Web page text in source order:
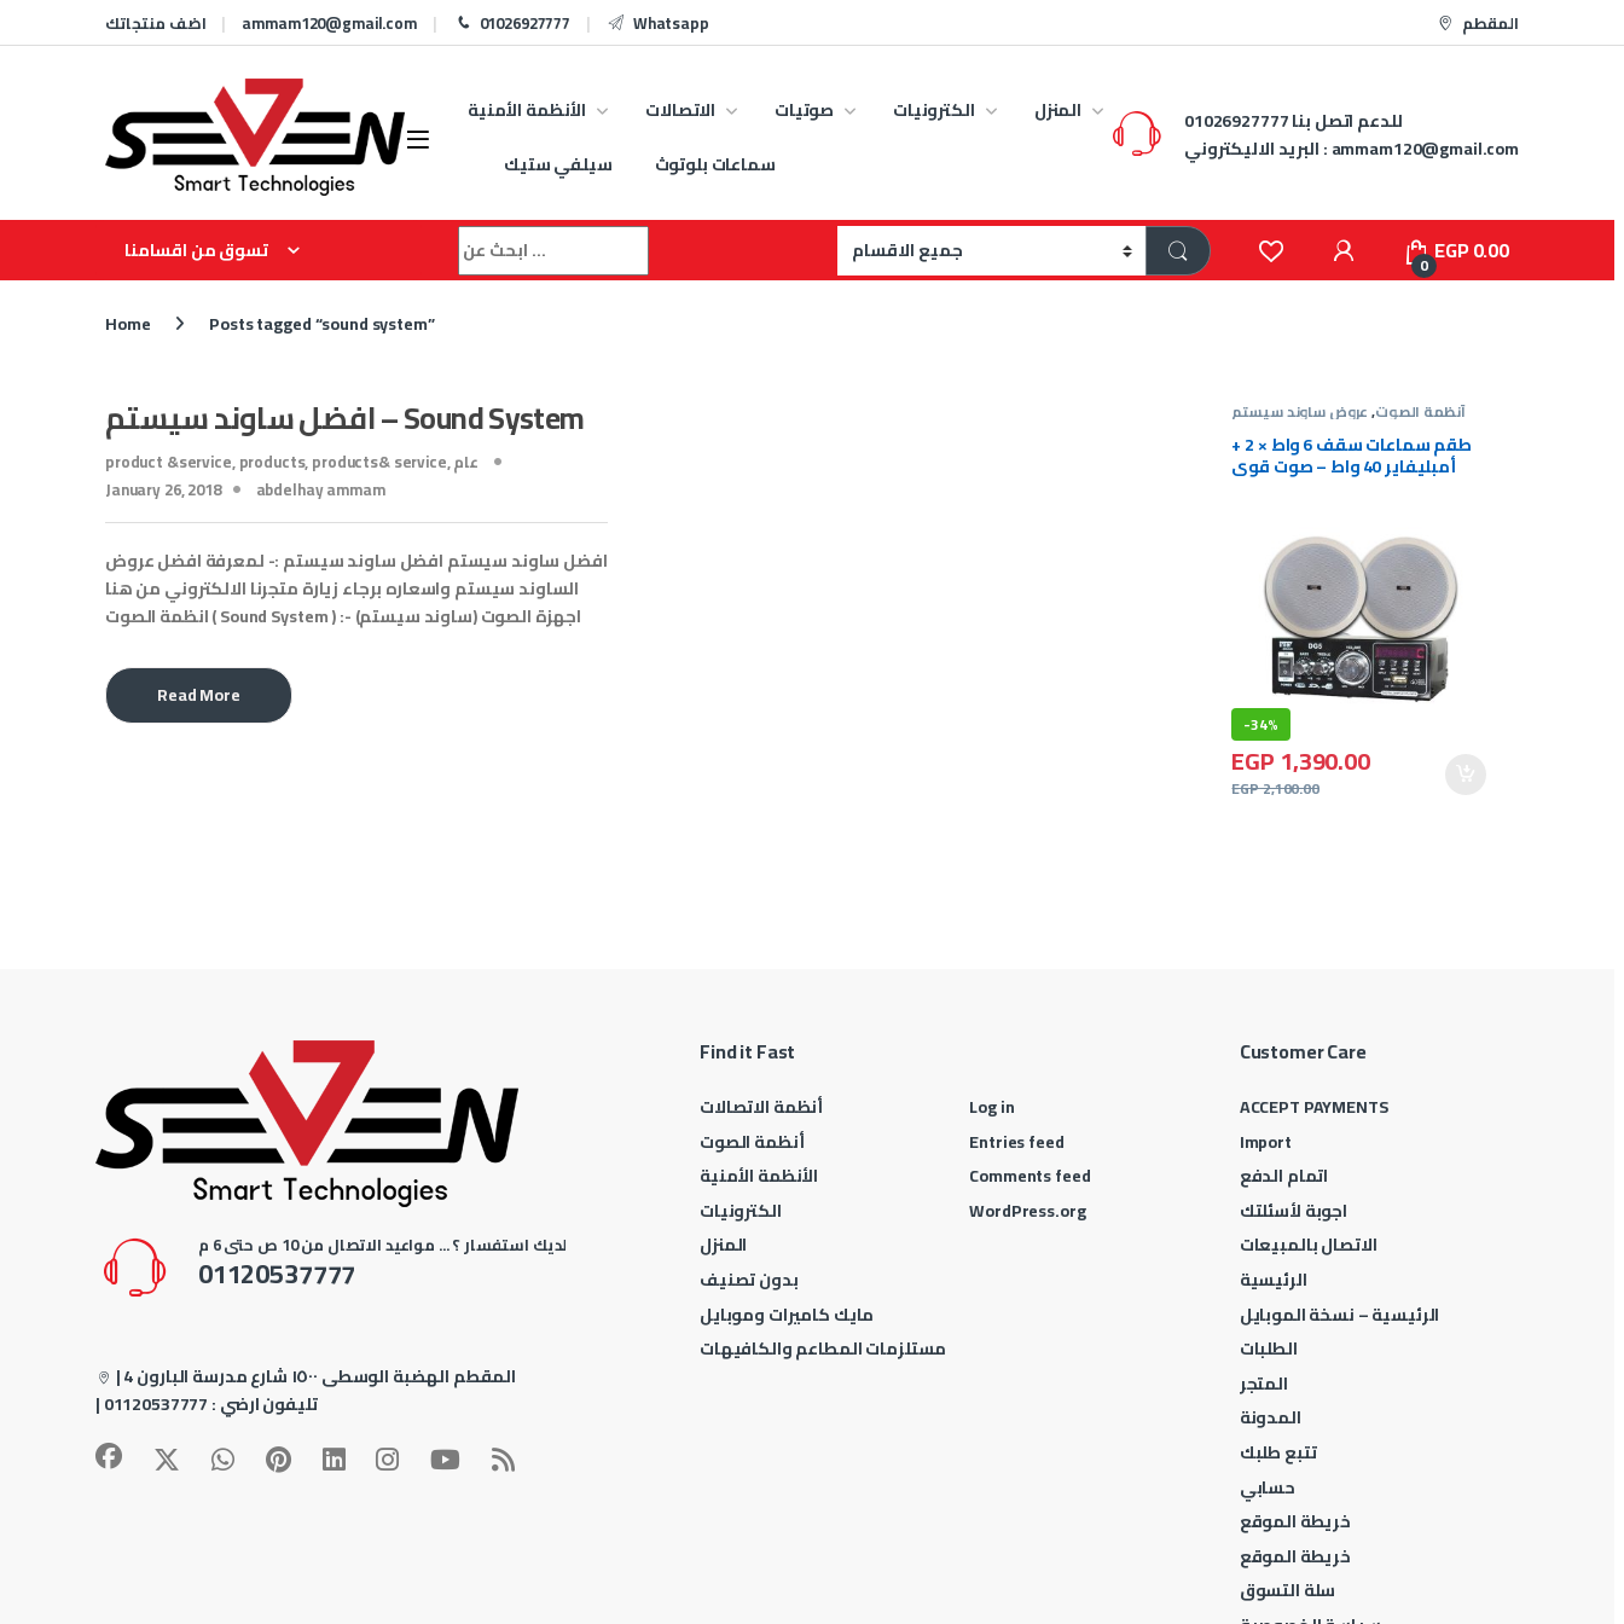
Skip to navigation
Skip to contentاضف منتجاتك ammam120@gmail.com 01026927777 Whatsapp المقطم
الأنظمة الأمنية الاتصالات صوتيات الكترونيات
المنزل
سيلفي ستيك
سماعات بلوتوث
للدعم اتصل بنا01026927777
البريد الاليكتروني :ammam120@gmail.com
تسوق من اقسامنا Search for:
0 EGP0.00
Home Posts tagged “sound system”
افضل ساوند سيستم – Sound System
product &service,products,products& service,عام
January 26, 2018
abdelhay ammam
افضل ساوند سيستم افضل ساوند سيستم :- لمعرفة افضل عروض
الساوند سيستم واسعاره برجاء زيارة متجرنا الالكتروني من هنا
انظمة الصوت ( Sound System ) :- اجهزة الصوت (ساوند سيستم)
Read More
أنظمة الصوت,عروض ساوند سيستم
طقم سماعات سقف 6 واط × 2 +
أمبليفاير 40 واط – صوت قوي
-34%
EGP1,390.00
EGP2,100.00
لديك استفسار ؟ ... مواعيد الاتصال من 10 ص حتى 6 م
01120537777
|
4 المقطم الهضبة الوسطى ١٥٠٠ شارع مدرسة البارون
| تليفون ارضي :01120537777
Find it Fast
أنظمة الاتصالات
أنظمة الصوت
الأنظمة الأمنية
الكترونيات
المنزل
بدون تصنيف
مايك كاميرات وموبايل
مستلزمات المطاعم والكافيهات
Log in
Entries feed
Comments feed
WordPress.org
Customer Care
ACCEPT PAYMENTS
Import
اتمام الدفع
اجوبة لأسئلتك
الاتصال بالمبيعات
الرئيسية
الرئيسية – نسخة الموبايل
الطلبات
المتجر
المدونة
تتبع طلبك
حسابي
خريطة الموقع
خريطة الموقع
سلة التسوق